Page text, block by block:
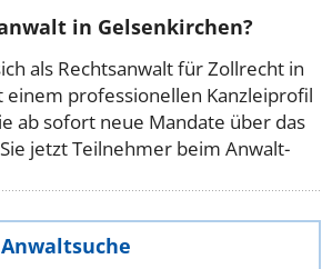
in Gelsenkirchen?
als Rechtsanwalt für Zollrecht in
einem professionellen Kanzleiprofil
ab sofort neue Mandate über das
jetzt Teilnehmer beim Anwalt-